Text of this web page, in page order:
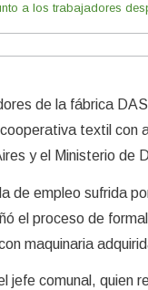
a los trabajadores
de la fábrica
textil con
y el Ministerio de
de empleo sufrida
el proceso de
maquinaria
jefe comunal, quien